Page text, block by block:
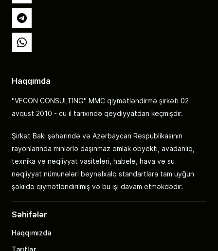
Telegram
Whatsapp
Haqqımda
"VECON CONSULTING" MMC qiymətləndirmə şirkəti 02
avqust 2010 - cu il tarixində qeydiyyatdan keçmişdir.
Şirkət Bakı şəhərində və Azərbaycan Respublikasının
rayonlarında minlərlə daşınmaz əmlak obyekti, avadanlıq,
texnika və nəqliyyat vasitələri, habelə, hava və su
nəqliyyat nümunələri beynəlxalq standartlara tam uyğun
şəkildə qiymətləndirilmiş və bu işi davam etməkdədir.
Səhifələr
Haqqımızda
Tariflər